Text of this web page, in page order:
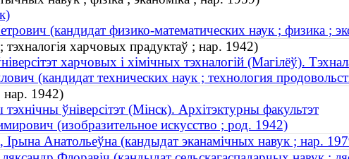
(кандидат физико-математических наук ; физика ;
тэхналогія харчовых прадуктаў ; нар. 1942)
харчовых і хімічных тэхналогій (Магілёў).
(кандидат технических наук ; технология
нар. 1942)
ўніверсітэт (Мінск). Архітэктурны факультэт
(изобразительное искусство ; род. 1942)
Ірына Анатольеўна (кандыдат эканамічных навук ; нар.